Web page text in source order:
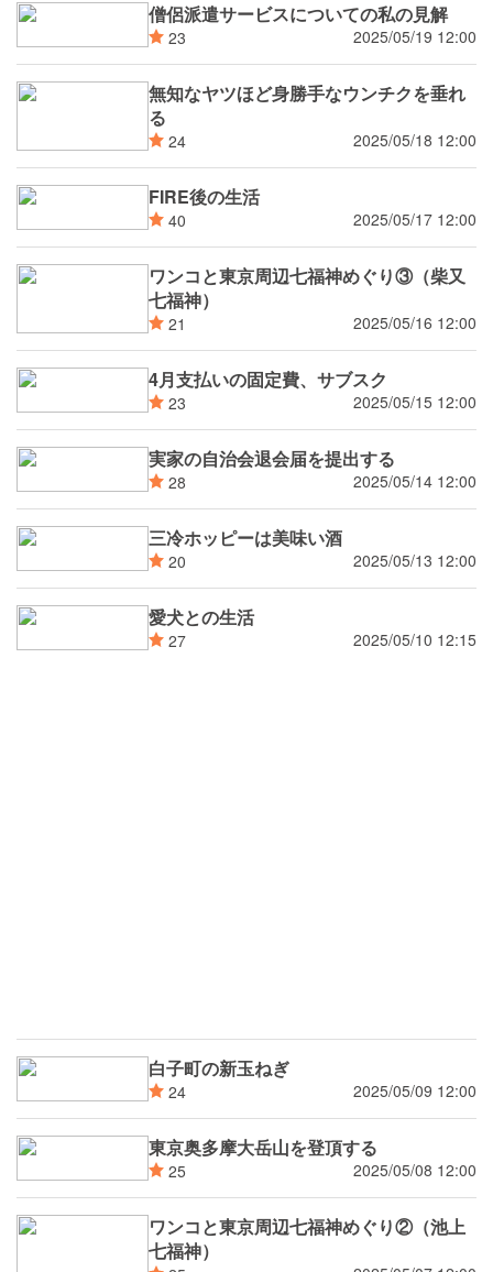
僧侶派遣サービスについての私の見解
23 2025/05/19 12:00
無知なヤツほど身勝手なウンチクを垂れ
る
24 2025/05/18 12:00
FIRE後の生活
40 2025/05/17 12:00
ワンコと東京周辺七福神めぐり③（柴又
七福神）
21 2025/05/16 12:00
4月支払いの固定費、サブスク
23 2025/05/15 12:00
実家の自治会退会届を提出する
28 2025/05/14 12:00
三冷ホッピーは美味い酒
20 2025/05/13 12:00
愛犬との生活
27 2025/05/10 12:15
白子町の新玉ねぎ
24 2025/05/09 12:00
東京奥多摩大岳山を登頂する
25 2025/05/08 12:00
ワンコと東京周辺七福神めぐり②（池上
七福神）